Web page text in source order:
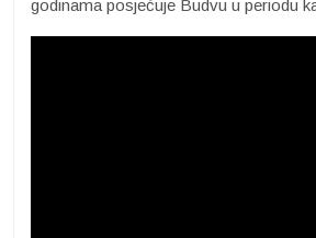
godinama posjećuje Budvu u periodu